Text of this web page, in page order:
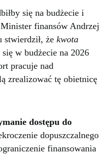
się na budżecie i
finansów Andrzej
że kwota
w budżecie na 2026
pracuje nad
zrealizować tę obietnicę
dostępu do
dopuszczalnego
finansowania